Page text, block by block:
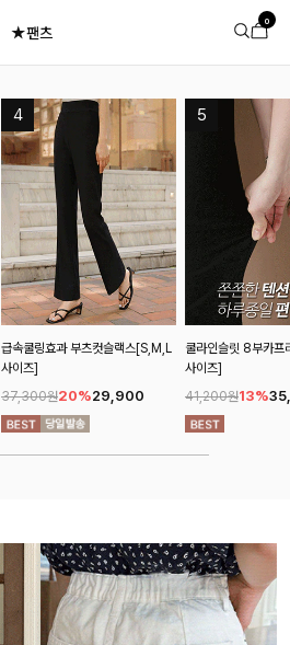
★팬츠
0
급속쿨링효과 부츠컷슬랙스[S,M,L
사이즈]
37,300원20%29,900
쿨라인슬릿 8부카
사이즈]
41,200원13%